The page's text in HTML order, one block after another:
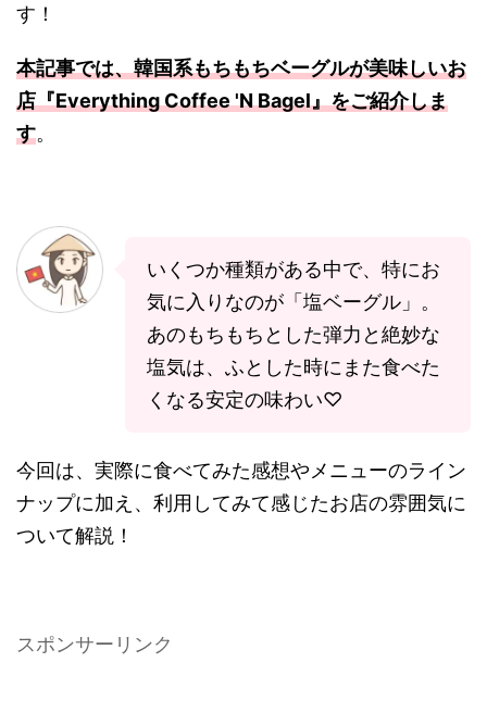
す！
本記事では、韓国系もちもちベーグルが美味しいお
店『Everything Coffee 'N Bagel』をご紹介しま
す。
いくつか種類がある中で、特にお
気に入りなのが「塩ベーグル」。
あのもちもちとした弾力と絶妙な
塩気は、ふとした時にまた食べた
くなる安定の味わい♡
今回は、実際に食べてみた感想やメニューのライン
ナップに加え、利用してみて感じたお店の雰囲気に
ついて解説！
スポンサーリンク